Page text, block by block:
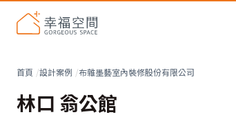
首頁 設計案例 布雜墨藝室內裝修股份有限公司
林口 翁公館